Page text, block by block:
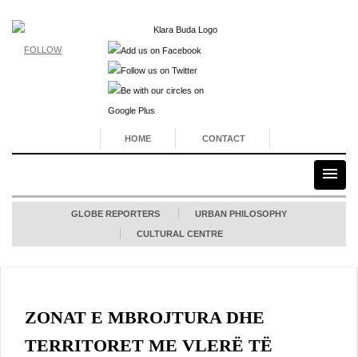
FOLLOW
HOME CONTACT
GLOBE REPORTERS URBAN PHILOSOPHY
CULTURAL CENTRE
ZONAT E MBROJTURA DHE
TERRITORET ME VLERË TË